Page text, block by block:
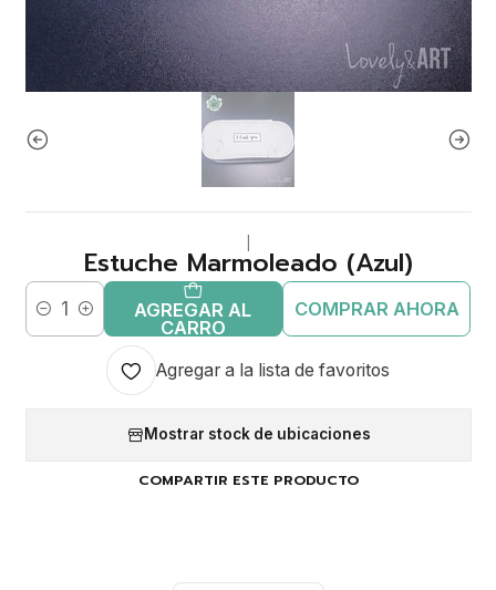
Estuche Marmoleado (Azul)
Cantidad
AGREGAR AL
CARRO
COMPRAR AHORA
Agregar a la lista de favoritos
Mostrar stock de ubicaciones
COMPARTIR ESTE PRODUCTO